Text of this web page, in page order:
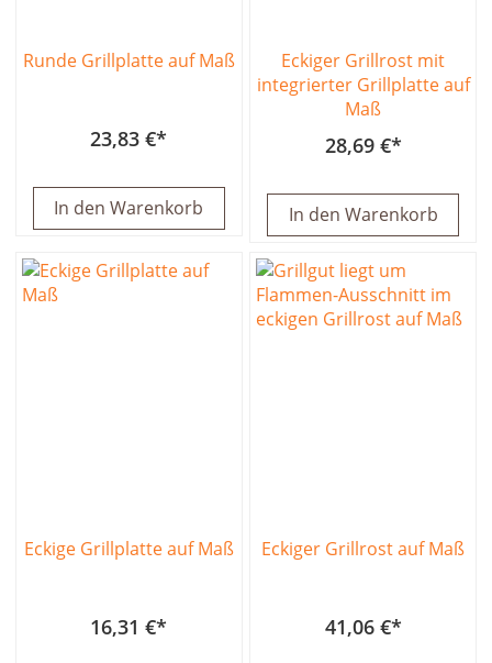
Runde Grillplatte auf Maß
23,83 €
In den Warenkorb
Eckiger Grillrost mit
integrierter Grillplatte auf
Maß
28,69 €
In den Warenkorb
Eckige Grillplatte auf Maß
16,31 €
Eckiger Grillrost auf Maß
41,06 €